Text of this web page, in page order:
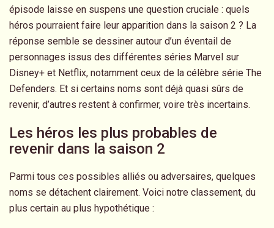
épisode laisse en suspens une question cruciale : quels
héros pourraient faire leur apparition dans la saison 2 ? La
réponse semble se dessiner autour d’un éventail de
personnages issus des différentes séries Marvel sur
Disney+ et Netflix, notamment ceux de la célèbre série The
Defenders. Et si certains noms sont déjà quasi sûrs de
revenir, d’autres restent à confirmer, voire très incertains.
Les héros les plus probables de
revenir dans la saison 2
Parmi tous ces possibles alliés ou adversaires, quelques
noms se détachent clairement. Voici notre classement, du
plus certain au plus hypothétique :